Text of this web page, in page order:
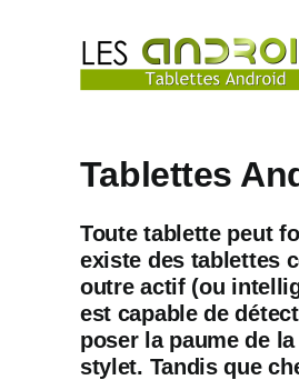
Tablettes
Toute tablette peut
existe des tablettes
outre actif (ou
est capable de
poser la paume de
stylet. Tandis que